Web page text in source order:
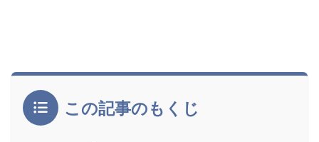
この記事のもくじ